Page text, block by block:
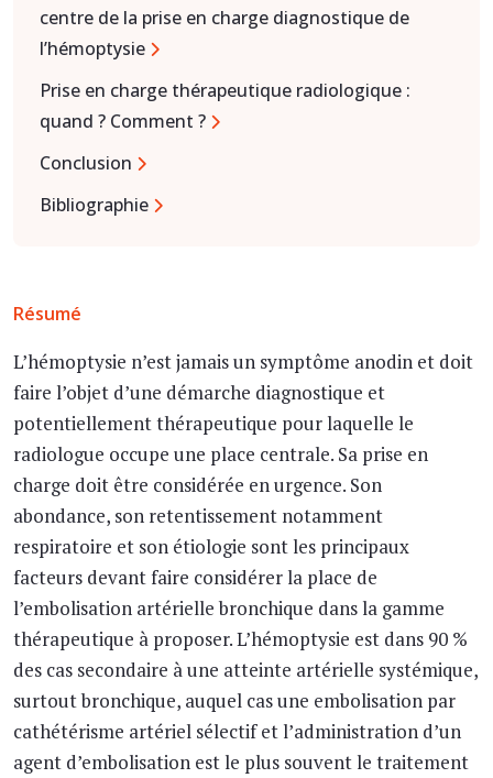
Résumé
L’hémoptysie n’est jamais un symptôme anodin et doit
faire l’objet d’une démarche diagnostique et
potentiellement thérapeutique pour laquelle le
radiologue occupe une place centrale. Sa prise en
charge doit être considérée en urgence. Son
abondance, son retentissement notamment
respiratoire et son étiologie sont les principaux
facteurs devant faire considérer la place de
l’embolisation artérielle bronchique dans la gamme
thérapeutique à proposer. L’hémoptysie est dans 90 %
des cas secondaire à une atteinte artérielle systémique,
surtout bronchique, auquel cas une embolisation par
cathétérisme artériel sélectif et l’administration d’un
agent d’embolisation est le plus souvent le traitement
centre de la prise en charge diagnostique de
l’hémoptysie
Prise en charge thérapeutique radiologique :
quand ? Comment ?
Conclusion
Bibliographie